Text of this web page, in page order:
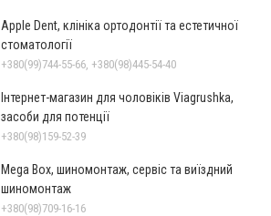
Apple Dent, клініка ортодонтії та естетичної
стоматології
+380(99)744-55-66, +380(98)445-54-40
Інтернет-магазин для чоловіків Viagrushka,
засоби для потенції
+380(98)159-52-39
Mega Box, шиномонтаж, сервіс та виїздний
шиномонтаж
+380(98)709-16-16